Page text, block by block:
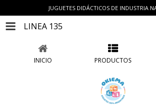
JUGUETES DIDÁCTICOS DE INDUSTRIA
LINEA 135
INICIO PRODUCTOS